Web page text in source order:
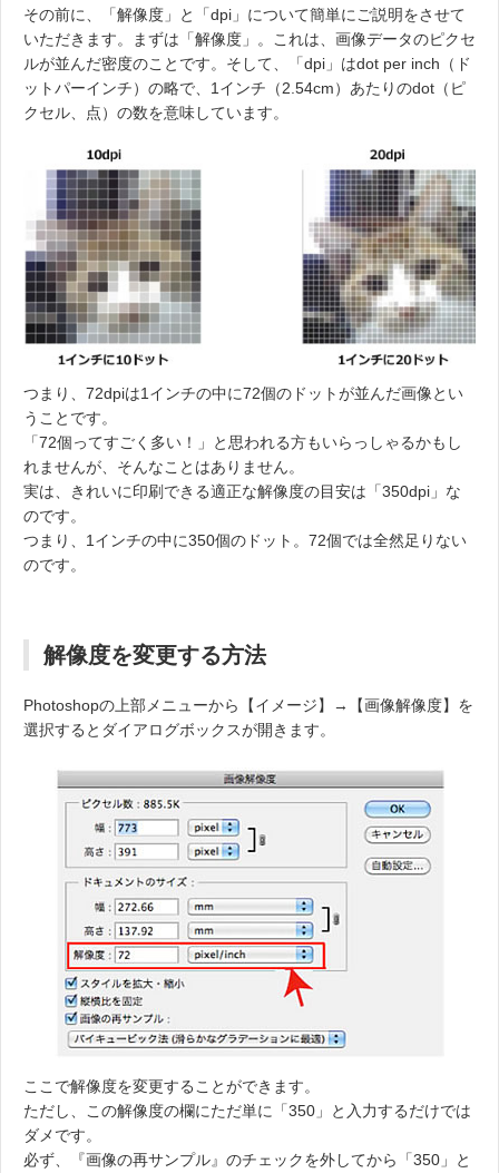
その前に、「解像度」と「dpi」について簡単にご説明をさせて
いただきます。まずは「解像度」。これは、画像データのピクセ
ルが並んだ密度のことです。そして、「dpi」はdot per inch（ド
ットパーインチ）の略で、1インチ（2.54cm）あたりのdot（ピ
クセル、点）の数を意味しています。
つまり、72dpiは1インチの中に72個のドットが並んだ画像とい
うことです。
「72個ってすごく多い！」と思われる方もいらっしゃるかもし
れませんが、そんなことはありません。
実は、きれいに印刷できる適正な解像度の目安は「350dpi」な
のです。
つまり、1インチの中に350個のドット。72個では全然足りない
のです。
解像度を変更する方法
Photoshopの上部メニューから【イメージ】→【画像解像度】を
選択するとダイアログボックスが開きます。
ここで解像度を変更することができます。
ただし、この解像度の欄にただ単に「350」と入力するだけでは
ダメです。
必ず、『画像の再サンプル』のチェックを外してから「350」と